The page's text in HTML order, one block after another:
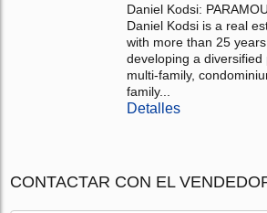
Daniel Kodsi:
Daniel Kodsi is a real
with more than 25
developing a diversified
multi-family,
family...
Detalles
CONTACTAR CON EL